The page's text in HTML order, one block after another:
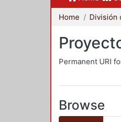
Home
Permanent URI
Browse